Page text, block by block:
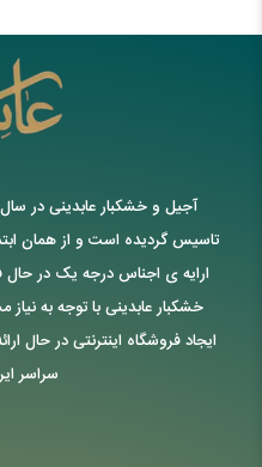
تاسیس گردیده است و از همان
ارایه ی اجناس درجه یک در حال
خشکبار عابدینی با توجه به
ایجاد فروشگاه اینترنتی در حال
سراسر